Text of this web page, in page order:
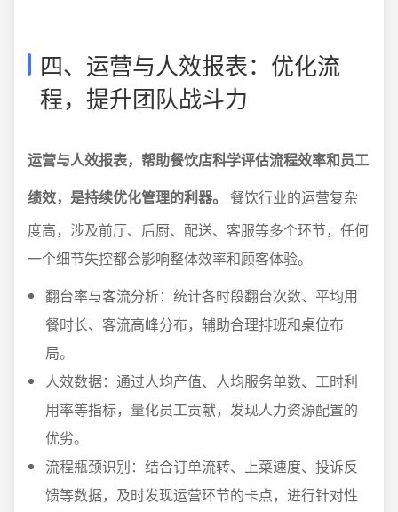
四、运营与人效报表：优化流
程，提升团队战斗力
运营与人效报表，帮助餐饮店科学评估流程效率和员工
绩效，是持续优化管理的利器。
餐饮行业的运营复杂
度高，涉及前厅、后厨、配送、客服等多个环节，任何
一个细节失控都会影响整体效率和顾客体验。
翻台率与客流分析：统计各时段翻台次数、平均用
餐时长、客流高峰分布，辅助合理排班和桌位布
局。
人效数据：通过人均产值、人均服务单数、工时利
用率等指标，量化员工贡献，发现人力资源配置的
优劣。
流程瓶颈识别：结合订单流转、上菜速度、投诉反
馈等数据，及时发现运营环节的卡点，进行针对性